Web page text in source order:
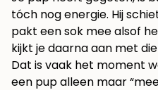
tóch nog energie. Hij
pakt een sok mee alsof
kijkt je daarna aan met
Dat is vaak het moment
een pup alleen maar